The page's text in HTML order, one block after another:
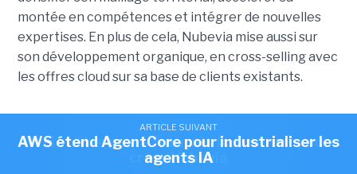
ARTICLE SUIVANT
Trois hébergeurs français fusionnent pour
créer Nubevia
montée en compétences et intégrer de nouvelles
expertises. En plus de cela, Nubevia mise aussi sur
son développement organique, en cross-selling avec
les offres cloud sur sa base de clients existants.
L'entreprise est dirigée par Rahif Daher, fondateur
d'ARD-Com, aux côtés de Francesco De Simoni et de
Laurent Escart, respectivement anciens dirigeants
ARTICLE SUIVANT
AWS étend AgentCore pour industrialiser les
agents IA